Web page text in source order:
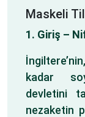
12
Ağu
Maskeli
1. Giriş –
kadar
devletini
nezaketin